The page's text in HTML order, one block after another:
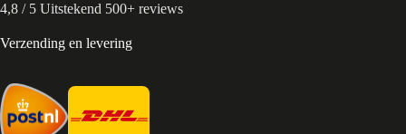
4,8 / 5 Uitstekend 500+ reviews
Verzending en levering